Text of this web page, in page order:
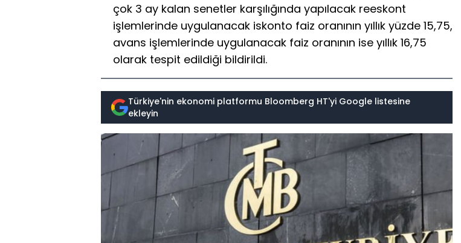
çok 3 ay kalan senetler karşılığında yapılacak reeskont
işlemlerinde uygulanacak iskonto faiz oranının yıllık yüzde 15,75,
avans işlemlerinde uygulanacak faiz oranının ise yıllık 16,75
olarak tespit edildiği bildirildi.
Türkiye'nin ekonomi platformu Bloomberg HT'yi Google listesine
ekleyin